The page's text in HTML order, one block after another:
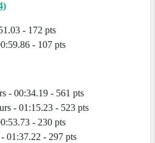
- 172 pts
- 00:59.86 - 107 pts
- 00:34.19 - 561 pts
- 01:15.23 - 523 pts
- 00:53.73 - 230 pts
- 01:37.22 - 297 pts